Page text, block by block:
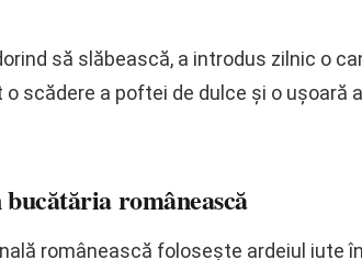
să slăbească, a introdus zilnic o
o scădere a poftei de dulce și o
românească
românească folosește ardeiul iute